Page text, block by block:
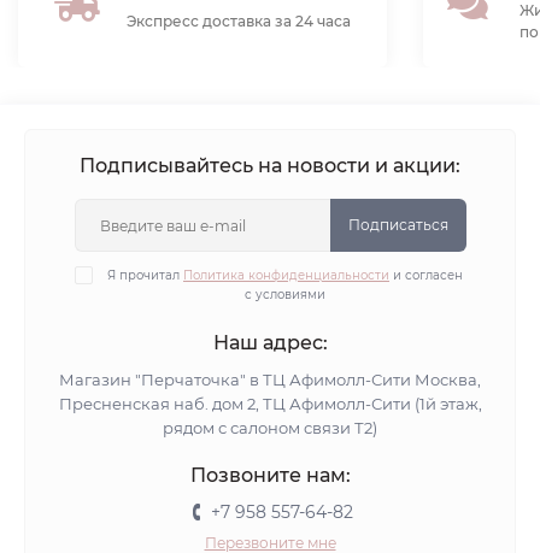
Экспресс доставка за 24 часа
Подписывайтесь на новости и акции:
Подписаться
Я прочитал Политика конфиденциальности и согласен
с условиями
Наш адрес:
Магазин "Перчаточка" в ТЦ Афимолл-Сити Москва,
Пресненская наб. дом 2, ТЦ Афимолл-Сити (1й этаж,
рядом с салоном связи Т2)
Позвоните нам:
+7 958 557-64-82
Перезвоните мне